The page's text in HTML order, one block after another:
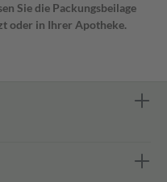
Sie die Packungsbeilage
oder in Ihrer Apotheke.